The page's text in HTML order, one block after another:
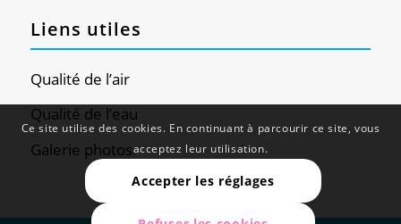
Liens utiles
Qualité de l’air
Qualité de l’eau
Galerie photos
Ce site utilise des cookies. En continuant à parcourir ce site, vous
acceptez leur utilisation.
Accepter les réglages